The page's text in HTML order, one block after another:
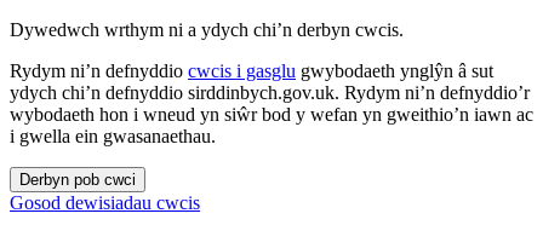
Dywedwch wrthym ni a ydych chi’n derbyn cwcis.
Rydym ni’n defnyddio cwcis i gasglu gwybodaeth ynglŷn â sut
ydych chi’n defnyddio sirddinbych.gov.uk. Rydym ni’n defnyddio’r
wybodaeth hon i wneud yn siŵr bod y wefan yn gweithio’n iawn ac
i gwella ein gwasanaethau.
Derbyn pob cwci
Gosod dewisiadau cwcis